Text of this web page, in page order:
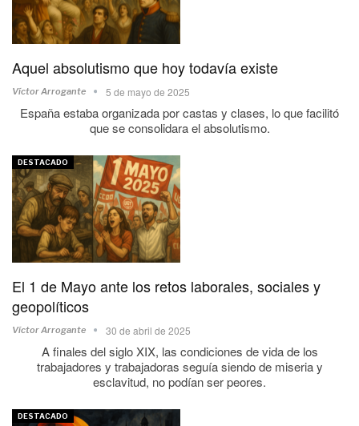
Aquel absolutismo que hoy todavía existe
Víctor Arrogante 5 de mayo de 2025
España estaba organizada por castas y clases, lo que facilitó
que se consolidara el absolutismo.
DESTACADO
El 1 de Mayo ante los retos laborales, sociales y
geopolíticos
Víctor Arrogante 30 de abril de 2025
A finales del siglo XIX, las condiciones de vida de los
trabajadores y trabajadoras seguía siendo de miseria y
esclavitud, no podían ser peores.
DESTACADO